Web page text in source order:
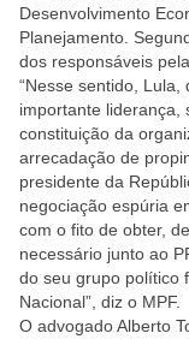
Desenvolvimento
Planejamento.
dos responsáveis
“Nesse sentido,
importante liderança,
constituição da
arrecadação de
presidente da
negociação espúria
com o fito de obter,
necessário junto ao
do seu grupo político
Nacional”, diz o MPF.
O advogado Alberto